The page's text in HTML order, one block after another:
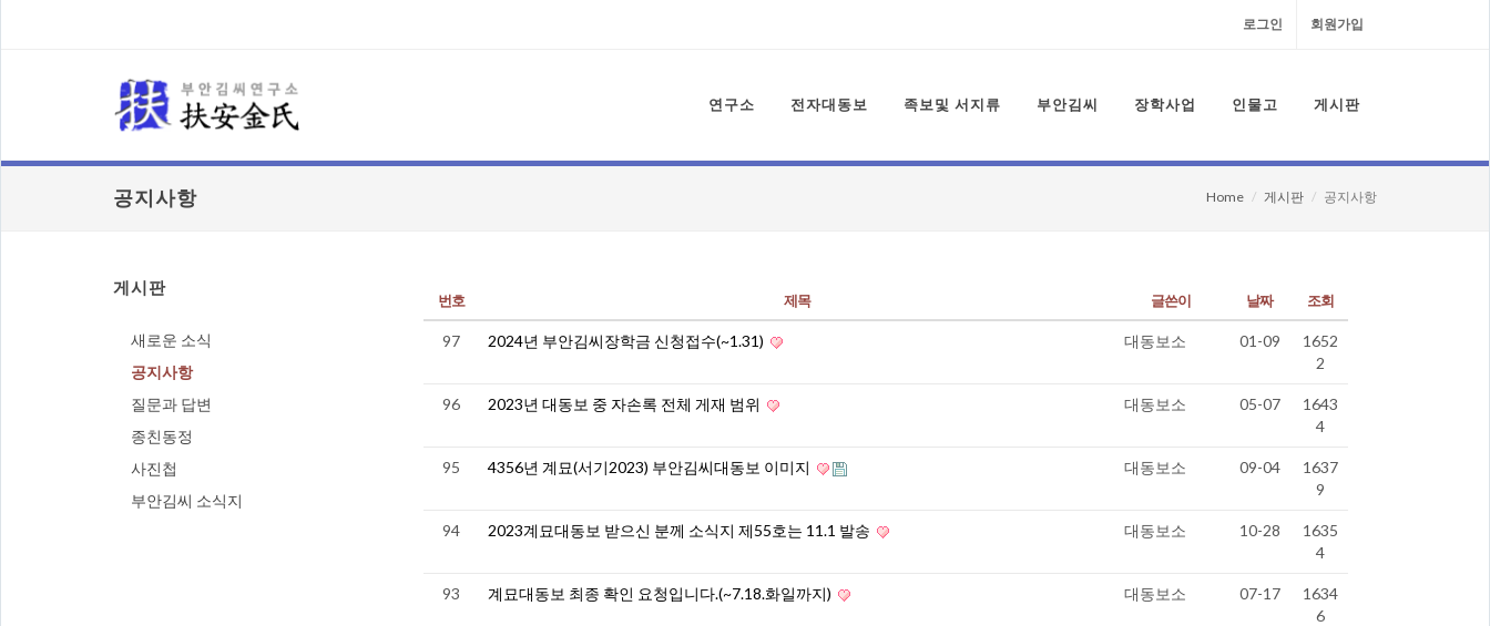
로그인 회원가입
연구소 전자대동보 족보및 서지류 부안김씨 장학사업 인물고 게시판
공지사항 Home 게시판 공지사항
번호 제목 글쓴이 날짜 조회
97 2024년 부안김씨장학금 신청접수(~1.31) 대동보소 01-09
1652
2
96 2023년 대동보 중 자손록 전체 게재 범위 대동보소 05-07
1643
4
95 4356년 계묘(서기2023) 부안김씨대동보 이미지 대동보소 09-04
1637
9
94 2023계묘대동보 받으신 분께 소식지 제55호는 11.1 발송 대동보소 10-28
1635
4
93 계묘대동보 최종 확인 요청입니다.(~7.18.화일까지) 대동보소 07-17
1634
6
게시판
새로운 소식
공지사항
질문과 답변
종친동정
사진첩
부안김씨 소식지